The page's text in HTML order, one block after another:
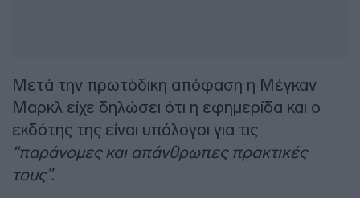
Μετά την πρωτόδικη απόφαση η Μέγκαν
Μαρκλ είχε δηλώσει ότι η εφημερίδα και ο
εκδότης της είναι υπόλογοι για τις
“παράνομες και απάνθρωπες πρακτικές
τους”.